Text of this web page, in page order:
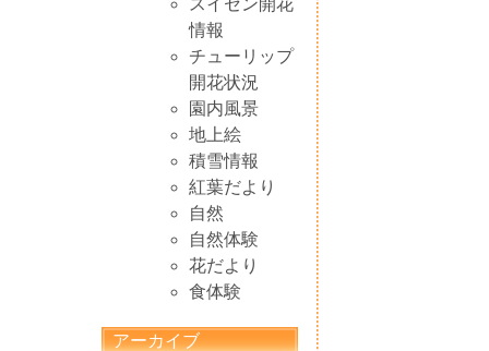
スイセン開花
情報
チューリップ
開花状況
園内風景
地上絵
積雪情報
紅葉だより
自然
自然体験
花だより
食体験
アーカイブ